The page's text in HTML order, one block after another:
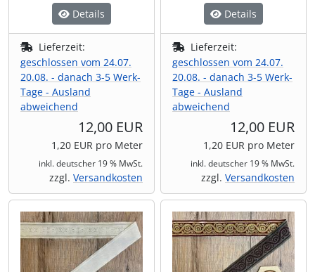
Details
Lieferzeit:
geschlossen vom 24.07.
20.08. - danach 3-5 Werk-
Tage - Ausland
abweichend
12,00 EUR
1,20 EUR pro Meter
inkl. deutscher 19 % MwSt.
zzgl. Versandkosten
Details
Lieferzeit:
geschlossen vom 24.07.
20.08. - danach 3-5 Werk-
Tage - Ausland
abweichend
12,00 EUR
1,20 EUR pro Meter
inkl. deutscher 19 % MwSt.
zzgl. Versandkosten